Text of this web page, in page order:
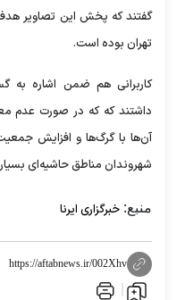
گفتند که پخش این تصاویر
تهران بوده است.
کاربرانی هم ضمن اشاره
داشتند که که در صورت عدم
آن‌ها با گرگ‌ها و افزایش
شهروندان مناطق حاشیه‌ای
منبع: خبرگزاری ایرنا
https://aftabnews.ir/002Xhv